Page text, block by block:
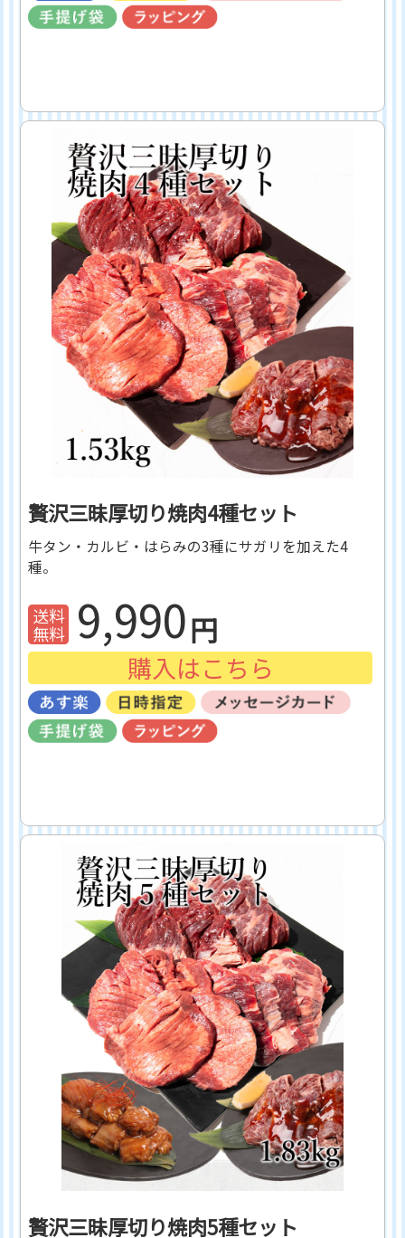
贅沢三昧厚切り焼肉4種セット
牛タン・カルビ・はらみの3種にサガリを加えた4
種。
9,990
購入はこちら
贅沢三昧厚切り焼肉5種セット